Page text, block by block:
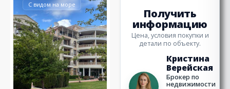
С видом на море
Получить
информацию
Цена, условия покупки и
детали по объекту.
Кристина
Верейская
Брокер по
недвижимости